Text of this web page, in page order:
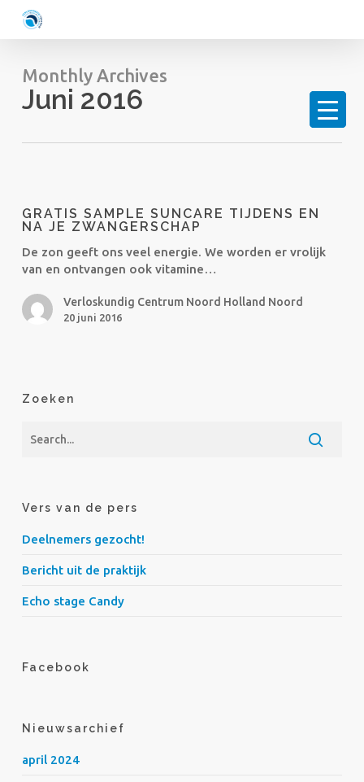
main
Monthly Archives
Juni 2016
Suncare
en
na
zwangerschap
GRATIS SAMPLE SUNCARE TIJDENS EN
NA JE ZWANGERSCHAP
De zon geeft ons veel energie. We worden er vrolijk
van en ontvangen ook vitamine…
Verloskundig Centrum Noord Holland Noord
20 juni 2016
Zoeken
Vers van de pers
Deelnemers gezocht!
Bericht uit de praktijk
Echo stage Candy
Facebook
Nieuwsarchief
april 2024